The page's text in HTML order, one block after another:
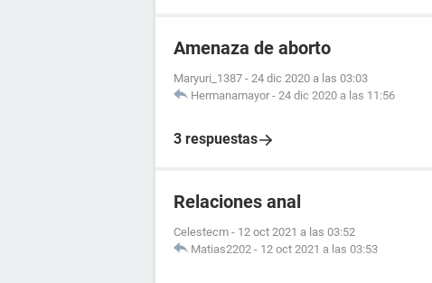
Amenaza de aborto
Maryuri_1387 - 24 dic 2020 a las 03:03
Hermanamayor - 24 dic 2020 a las 11:56
3 respuestas
Relaciones anal
Celestecm - 12 oct 2021 a las 03:52
Matias2202 - 12 oct 2021 a las 03:53